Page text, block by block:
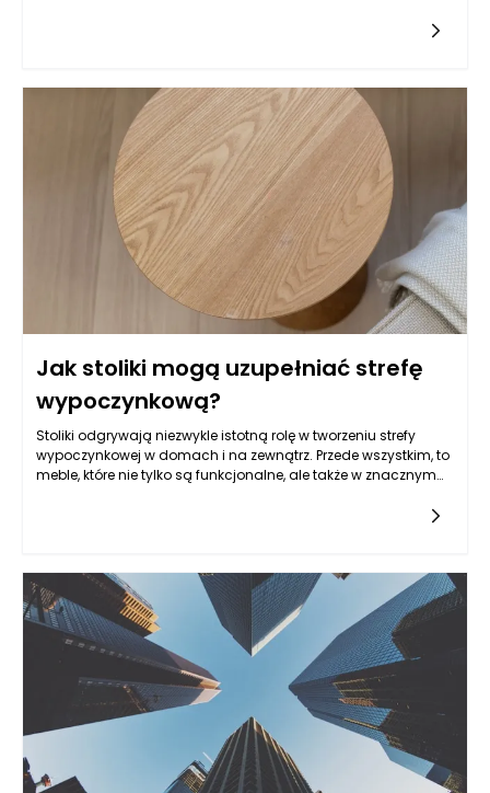
nieruchomościami pozwala na minimalizację ryzyka poprzez
efektywne prowadzenie działań, które zabezpieczają
inwestycję właściciela.
Jak stoliki mogą uzupełniać strefę
wypoczynkową?
Stoliki odgrywają niezwykle istotną rolę w tworzeniu strefy
wypoczynkowej w domach i na zewnątrz. Przede wszystkim, to
meble, które nie tylko są funkcjonalne, ale także w znacznym
skandynawski, aż po nowoczesny. Ich obecność w strefie
wypoczynkowej nie tylko tworzy praktyczne miejsce do
odkładania książek, napojów czy przekąsek, ale także może
stanowić istotny element dekoracyjny, który podkreśla
charakter pomieszczenia.